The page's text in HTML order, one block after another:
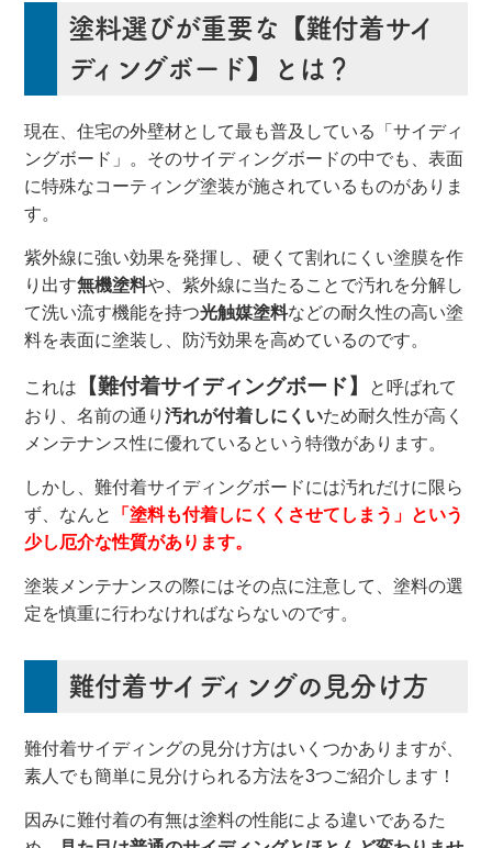
塗料選びが重要な【難付着サイ
ディングボード】とは？
現在、住宅の外壁材として最も普及している「サイディ
ングボード」。そのサイディングボードの中でも、表面
に特殊なコーティング塗装が施されているものがありま
す。
紫外線に強い効果を発揮し、硬くて割れにくい塗膜を作
り出す無機塗料や、紫外線に当たることで汚れを分解し
て洗い流す機能を持つ光触媒塗料などの耐久性の高い塗
料を表面に塗装し、防汚効果を高めているのです。
これは 【難付着サイディングボード】
と呼ばれて
おり、名前の通り汚れが付着しにくいため耐久性が高く
メンテナンス性に優れているという特徴があります。
しかし、難付着サイディングボードには汚れだけに限ら
ず、なんと
「塗料も付着しにくくさせてしまう」という
少し厄介な性質があります。
塗装メンテナンスの際にはその点に注意して、塗料の選
定を慎重に行わなければならないのです。
難付着サイディングの見分け方
難付着サイディングの見分け方はいくつかありますが、
素人でも簡単に見分けられる方法を3つご紹介します！
因みに難付着の有無は塗料の性能による違いであるた